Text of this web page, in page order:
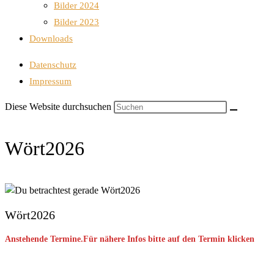
Bilder 2024
Bilder 2023
Downloads
Datenschutz
Impressum
Diese Website durchsuchen
Wört2026
Wört2026
Anstehende Termine.Für nähere Infos bitte auf den Termin klicken